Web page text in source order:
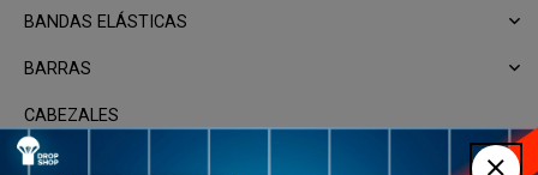
BANDAS ELÁSTICAS
BARRAS
CABEZALES
CHALECOS CON PESO